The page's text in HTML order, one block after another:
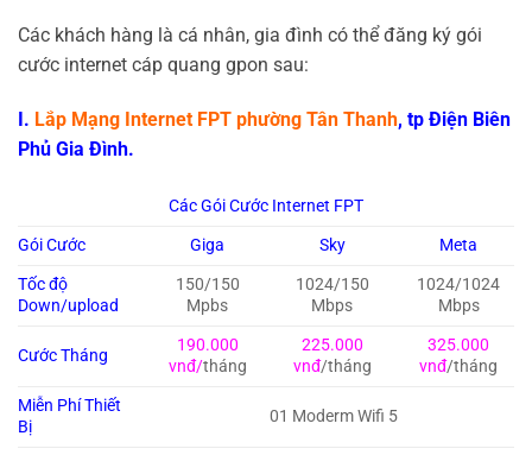
Các khách hàng là cá nhân, gia đình có thể đăng ký gói
cước internet cáp quang gpon sau:
I. Lắp Mạng Internet FPT phường Tân Thanh, tp Điện Biên
Phủ Gia Đình.
Các Gói Cước Internet FPT
Gói Cước
Giga Sky
Meta
Tốc độ
Down/upload
150/150
Mpbs
1024/150
Mbps
1024/1024
Mbps
Cước Tháng
190.000
vnđ/tháng
225.000
vnđ/tháng
325.000
vnđ/tháng
Miễn Phí Thiết
Bị
01 Moderm Wifi 5